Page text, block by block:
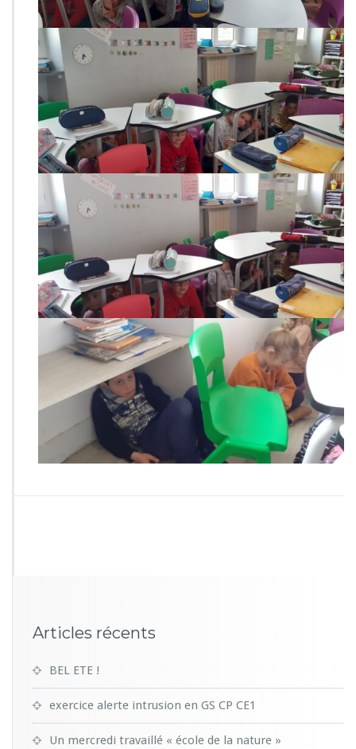
Articles récents
BEL ETE !
exercice alerte intrusion en GS CP CE1
Un mercredi travaillé « école de la nature »